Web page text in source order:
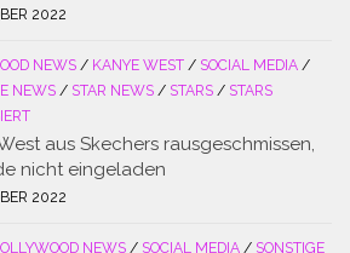
2022
NEWS / KANYE WEST / SOCIAL MEDIA /
NEWS / STAR NEWS / STARS / STARS
aus Skechers rausgeschmissen,
nicht eingeladen
2022
NEWS / SOCIAL MEDIA / SONSTIGE